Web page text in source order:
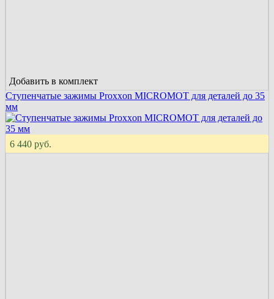
Добавить в комплект
Ступенчатые зажимы Proxxon MICROMOT для деталей до 35
мм
6 440 руб.